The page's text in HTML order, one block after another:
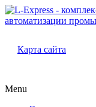
Карта сайта
Menu